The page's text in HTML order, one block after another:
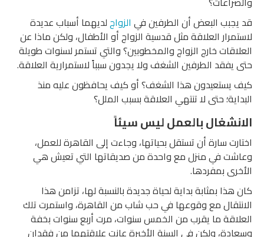
قد يجبب البعض أن الطرفين في الزواجلديهما أسباب عديدة
لاستمرار العلاقة مثل قدسية الزواج أو الأطفال، ولكن ماذا عن
العلاقات خارج الزواج والمخطوبين؟ والتي تستمر لسنوات طويلة
حتى يفقد الطرفين الشغف ولا يجدون سبباً لاستمرارية العلاقة.
كيف يستعيدون هذا الشغف؟ أو كيف يحافظون عليه منذ
البداية؛ حتى لا تنتهي العلاقة بسبب الملل؟
الانشغال بالعمل ليس سيئاً
اختارت سارة أن تستقل بحياتها، وجاءت إلى القاهرة للعمل،
وعاشت في منزل مع واحدة من صديقاتها التي تعيش هي
الأخرى بمفردها.
كان هذا بمثابة بداية لحياة جديدة بالنسبة لها، تزامن هذا
الانتقال مع وقوعها في حب شاب من القاهرة، واستمرت تلك
العلاقة ما يقرب من الخمس سنوات، مرت أربع سنوات بخفة
وسعادة، ولكن في السنة الأخيرة عانت علاقتهما من فقدان